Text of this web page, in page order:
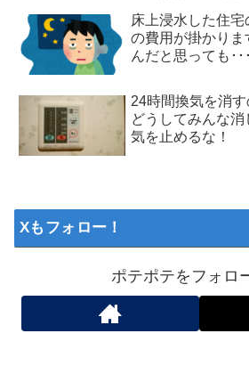
床上浸水した住宅
の費用が掛かりま
んだと思っても･･･
24時間換気を消す
どうしてみんな
気を止めるな！
Xもフォロー！
ポテポテをフォロ